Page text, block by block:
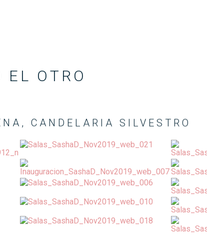
EL OTRO
CANDELARIA SILVESTRO